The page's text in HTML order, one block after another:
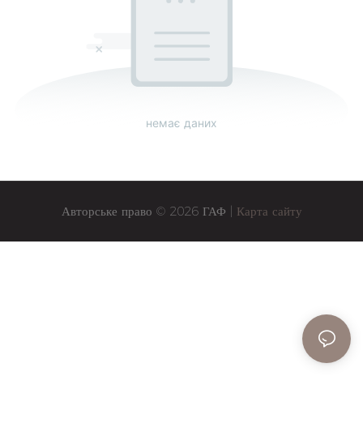
немає даних
Авторське право © 2026 ГАФ | Карта сайту